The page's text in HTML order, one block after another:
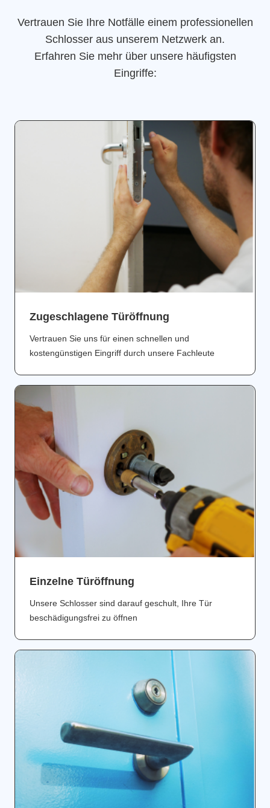
Vertrauen Sie Ihre Notfälle einem professionellen
Schlosser aus unserem Netzwerk an.
Erfahren Sie mehr über unsere häufigsten
Eingriffe:
Zugeschlagene Türöffnung
Vertrauen Sie uns für einen schnellen und
kostengünstigen Eingriff durch unsere Fachleute
Einzelne Türöffnung
Unsere Schlosser sind darauf geschult, Ihre Tür
beschädigungsfrei zu öffnen